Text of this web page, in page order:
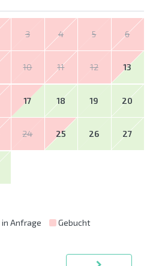
3 4 5 6
10 11 12 13
17 18 19 20
24 25 26 27
in Anfrage Gebucht